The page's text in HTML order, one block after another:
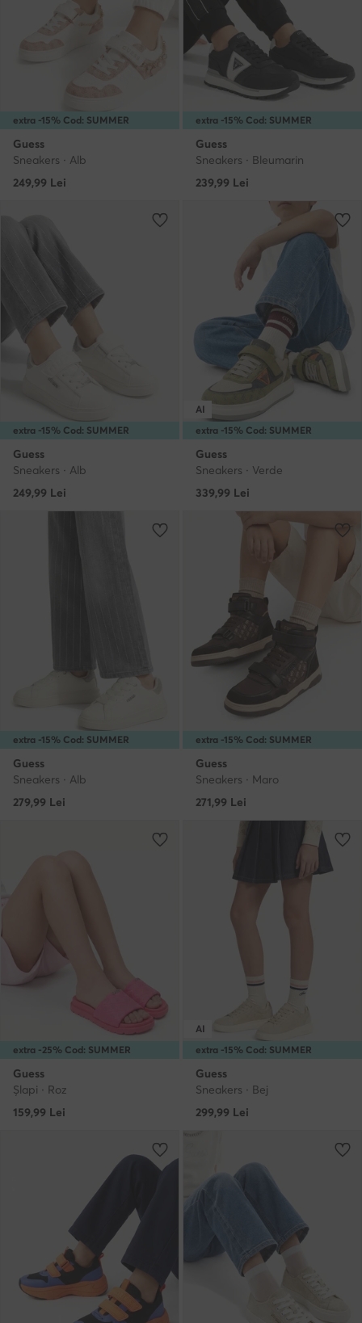
extra -15% Cod: SUMMER
Guess
Sneakers · Alb
249,99 Lei
extra -15% Cod: SUMMER
Guess
Sneakers · Bleumarin
239,99 Lei
extra -15% Cod: SUMMER
Guess
Sneakers · Alb
249,99 Lei
extra -15% Cod: SUMMER
AI
Guess
Sneakers · Verde
339,99 Lei
extra -15% Cod: SUMMER
Guess
Sneakers · Alb
279,99 Lei
extra -15% Cod: SUMMER
Guess
Sneakers · Maro
271,99 Lei
extra -25% Cod: SUMMER
Guess
Şlapi · Roz
159,99 Lei
extra -15% Cod: SUMMER
AI
Guess
Sneakers · Bej
299,99 Lei